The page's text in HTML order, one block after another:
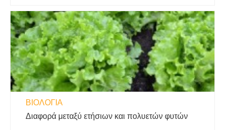
ΒΙΟΛΟΓΊΑ
Διαφορά μεταξύ ετήσιων και πολυετών φυτών